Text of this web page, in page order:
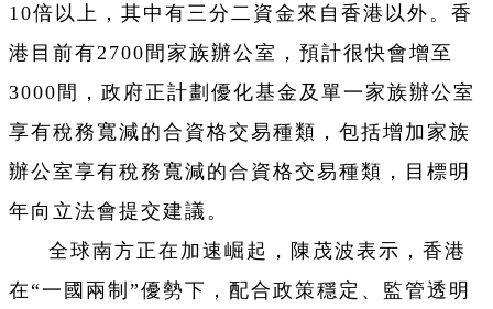
10倍以上，其中有三分二資金來自香港以外。香
港目前有2700間家族辦公室，預計很快會增至
3000間，政府正計劃優化基金及單一家族辦公室
享有稅務寬減的合資格交易種類，包括增加家族
辦公室享有稅務寬減的合資格交易種類，目標明
年向立法會提交建議。
全球南方正在加速崛起，陳茂波表示，香港
在“一國兩制”優勢下，配合政策穩定、監管透明